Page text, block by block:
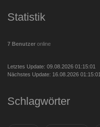
Statistik
7 Benutzer online
Letztes Update: 09.08.2026 01:15:01
Nächstes Update: 16.08.2026 01:15:01
Schlagwörter